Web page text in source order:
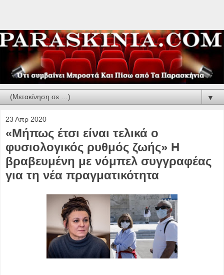
▼
23 Απρ 2020
«Μήπως έτσι είναι τελικά ο
φυσιολογικός ρυθμός ζωής» Η
βραβευμένη με νόμπελ συγγραφέας
για τη νέα πραγματικότητα